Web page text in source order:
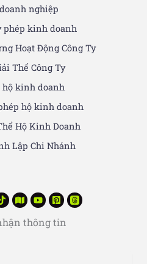
nghiệp
phép kinh doanh
Hoạt Động Công Ty
Thể Công Ty
kinh doanh
hộ kinh doanh
Hộ Kinh Doanh
Lập Chi Nhánh
thông tin